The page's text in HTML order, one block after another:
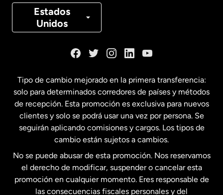
Estados
Unidos
Canadá Français
Estados Unidos English
Estados Unidos Español
Francia
Tipo de cambio mejorado en la primera transferencia:
solo para determinados corredores de países y métodos
de recepción. Esta promoción es exclusiva para nuevos
clientes y solo se podrá usar una vez por persona. Se
seguirán aplicando comisiones y cargos. Los tipos de
cambio están sujetos a cambios.
No se puede abusar de esta promoción. Nos reservamos
el derecho de modificar, suspender o cancelar esta
promoción en cualquier momento. Eres responsable de
las consecuencias fiscales personales y del